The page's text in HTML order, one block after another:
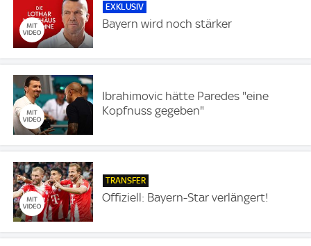
EXKLUSIV
Bayern wird noch stärker
Ibrahimovic hätte Paredes "eine
Kopfnuss gegeben"
TRANSFER
Offiziell: Bayern-Star verlängert!